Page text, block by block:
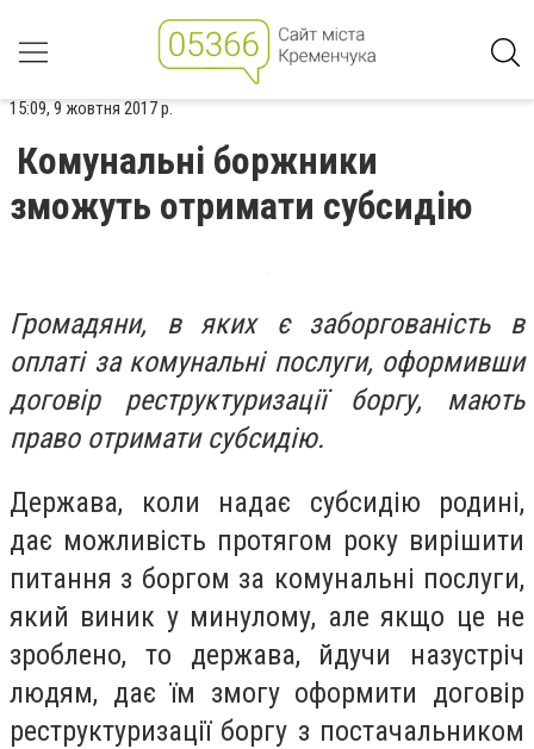
15:09, 9 жовтня 2017 р.
Комунальні боржники
зможуть отримати субсидію
Громадяни, в яких є заборгованість в
оплаті за комунальні послуги, оформивши
договір реструктуризації боргу, мають
право отримати субсидію.
Держава, коли надає субсидію родині,
дає можливість протягом року вирішити
питання з боргом за комунальні послуги,
який виник у минулому, але якщо це не
зроблено, то держава, йдучи назустріч
людям, дає їм змогу оформити договір
реструктуризації боргу з постачальником